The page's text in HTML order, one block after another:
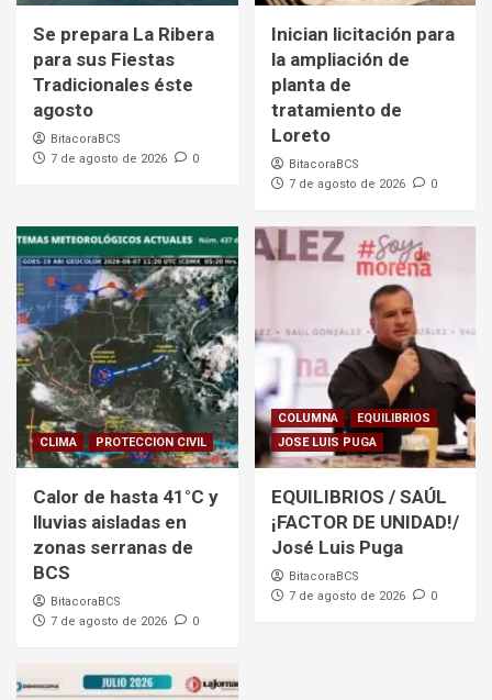
Se prepara La Ribera
para sus Fiestas
Tradicionales éste
agosto
BitacoraBCS
7 de agosto de 2026
0
Inician licitación para
la ampliación de
planta de
tratamiento de
Loreto
BitacoraBCS
7 de agosto de 2026
0
CLIMA PROTECCION CIVIL
Calor de hasta 41°C y
lluvias aisladas en
zonas serranas de
BCS
BitacoraBCS
7 de agosto de 2026
0
COLUMNA
EQUILIBRIOS
JOSE LUIS PUGA
EQUILIBRIOS / SAÚL
¡FACTOR DE UNIDAD!/
José Luis Puga
BitacoraBCS
7 de agosto de 2026
0